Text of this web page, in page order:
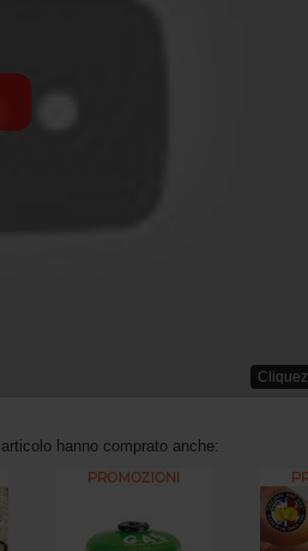
hanno comprato anche: